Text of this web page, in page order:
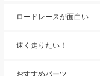
ロードレースが面白い
速く走りたい！
おすすめパーツ